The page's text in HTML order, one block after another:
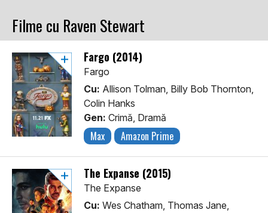
Filme cu Raven Stewart
Fargo (2014)
Fargo
Cu: Allison Tolman, Billy Bob Thornton,
Colin Hanks
Gen: Crimă, Dramă
Max Amazon Prime
The Expanse (2015)
The Expanse
Cu: Wes Chatham, Thomas Jane,